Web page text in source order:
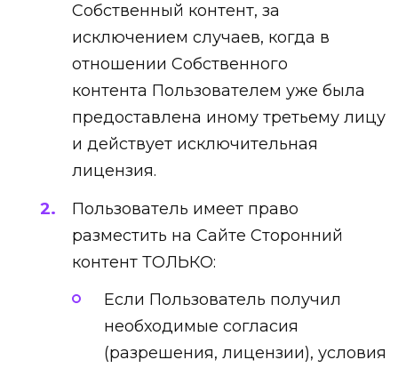
Собственный контент, за
исключением случаев, когда в
отношении Собственного
контента Пользователем уже была
предоставлена иному третьему лицу
и действует исключительная
лицензия.
Пользователь имеет право
разместить на Сайте Сторонний
контент ТОЛЬКО:
Если Пользователь получил
необходимые согласия
(разрешения, лицензии), условия